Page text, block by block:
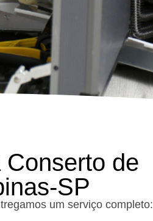
de
SP
um serviço completo: